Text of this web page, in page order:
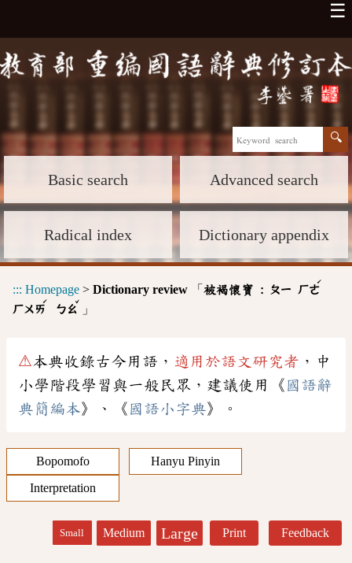
☰
Basic search Advanced search
Radical index Dictionary appendix
::: Homepage > Dictionary review 「 被褐懷寶 : ㄆㄧ ㄏㄜ
ˊ
ㄏㄨㄞ
ˊ
ㄅㄠ
ˇ
」
⚠本典收錄古今用語， 適用於語文研究者 ，中
小學階段學習與一般民眾，建議使用《 國語辭
典簡編本》、《 國語小字典》。
Bopomofo
Hanyu Pinyin
Interpretation
Small Medium Large Print Feedback